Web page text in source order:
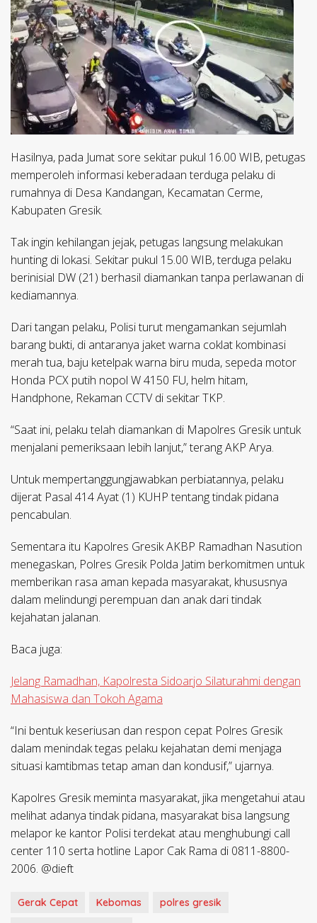
Hasilnya, pada Jumat sore sekitar pukul 16.00 WIB, petugas
memperoleh informasi keberadaan terduga pelaku di
rumahnya di Desa Kandangan, Kecamatan Cerme,
Kabupaten Gresik.
Tak ingin kehilangan jejak, petugas langsung melakukan
hunting di lokasi. Sekitar pukul 15.00 WIB, terduga pelaku
berinisial DW (21) berhasil diamankan tanpa perlawanan di
kediamannya.
Dari tangan pelaku, Polisi turut mengamankan sejumlah
barang bukti, di antaranya jaket warna coklat kombinasi
merah tua, baju ketelpak warna biru muda, sepeda motor
Honda PCX putih nopol W 4150 FU, helm hitam,
Handphone, Rekaman CCTV di sekitar TKP.
“Saat ini, pelaku telah diamankan di Mapolres Gresik untuk
menjalani pemeriksaan lebih lanjut,” terang AKP Arya.
Untuk mempertanggungjawabkan perbiatannya, pelaku
dijerat Pasal 414 Ayat (1) KUHP tentang tindak pidana
pencabulan.
Sementara itu Kapolres Gresik AKBP Ramadhan Nasution
menegaskan, Polres Gresik Polda Jatim berkomitmen untuk
memberikan rasa aman kepada masyarakat, khususnya
dalam melindungi perempuan dan anak dari tindak
kejahatan jalanan.
Baca juga:
Jelang Ramadhan, Kapolresta Sidoarjo Silaturahmi dengan
Mahasiswa dan Tokoh Agama
“Ini bentuk keseriusan dan respon cepat Polres Gresik
dalam menindak tegas pelaku kejahatan demi menjaga
situasi kamtibmas tetap aman dan kondusif,” ujarnya.
Kapolres Gresik meminta masyarakat, jika mengetahui atau
melihat adanya tindak pidana, masyarakat bisa langsung
melapor ke kantor Polisi terdekat atau menghubungi call
center 110 serta hotline Lapor Cak Rama di 0811-8800-
2006. @dieft
Gerak Cepat Kebomas
polres gresik